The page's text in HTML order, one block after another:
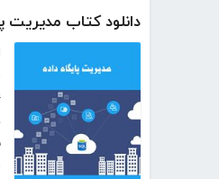
دانلود کتاب مدیریت